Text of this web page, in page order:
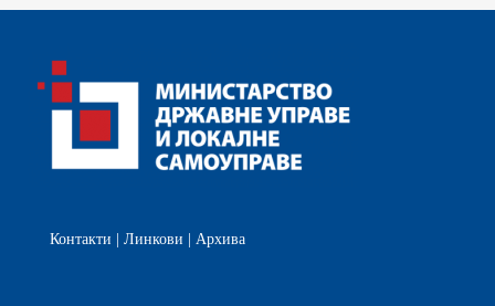
Контакти Линкови Архива